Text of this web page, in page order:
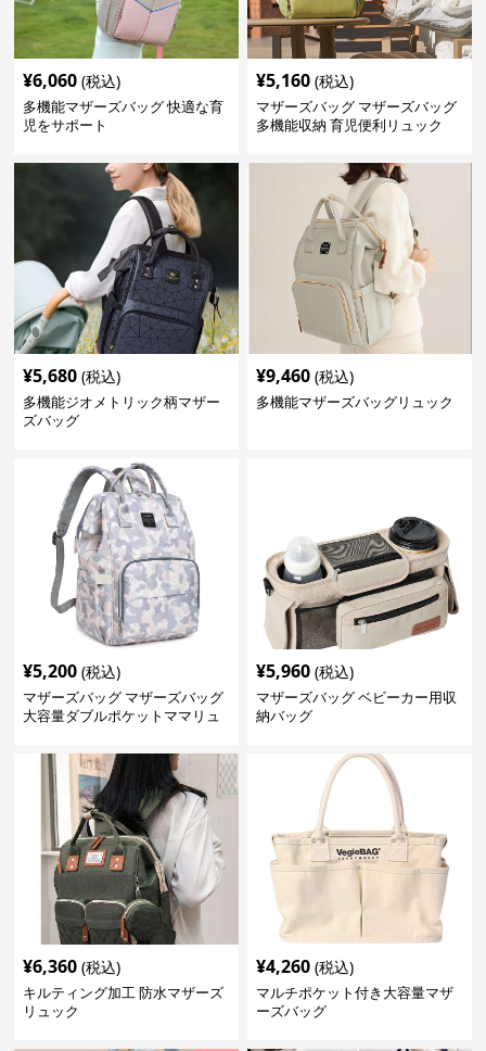
¥6,060 (税込)
多機能マザーズバッグ 快適な育
児をサポート
¥5,160 (税込)
マザーズバッグ マザーズバッグ
多機能収納 育児便利リュック
¥5,680 (税込)
多機能ジオメトリック柄マザー
ズバッグ
¥9,460 (税込)
多機能マザーズバッグリュック
¥5,200 (税込)
マザーズバッグ マザーズバッグ
大容量ダブルポケットママリュ
¥5,960 (税込)
マザーズバッグ ベビーカー用収
納バッグ
¥6,360 (税込)
キルティング加工 防水マザーズ
リュック
¥4,260 (税込)
マルチポケット付き大容量マザ
ーズバッグ